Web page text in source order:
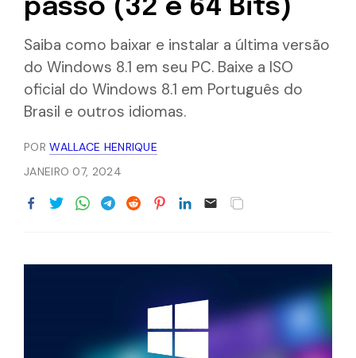
passo (32 e 64 Bits)
Saiba como baixar e instalar a última versão
do Windows 8.1 em seu PC. Baixe a ISO
oficial do Windows 8.1 em Português do
Brasil e outros idiomas.
PORWALLACE HENRIQUE
JANEIRO 07, 2024